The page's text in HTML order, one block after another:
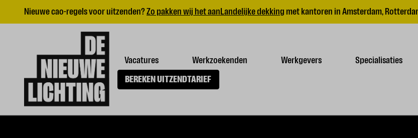
Nieuwe cao-regels voor uitzenden?Zo pakken wij het aanLandelijke dekking met kantoren in Amsterdam,
Vacatures Werkzoekenden Werkgevers Specialisaties
BEREKEN UITZENDTARIEF